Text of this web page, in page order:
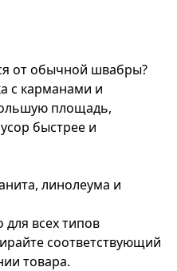
от обычной швабры?
с карманами и
площадь,
быстрее и
линолеума и
всех типов
соответствующий
товара.